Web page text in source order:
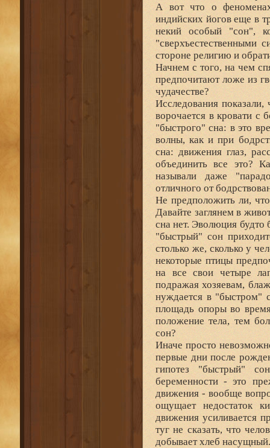
А вот что о
индийских йогов еще в
некий особый "сон",
"сверхъестественными
стороне религию и
Начнем с того, на чем
предпочитают ложе из
чудачестве?
Исследования показали,
ворочается в кровати с
"быстрого" сна: в это
волны, как и при
сна: движения глаз,
объединить все это?
называли даже
отличного от
Не предположить ли,
Давайте заглянем в
сна нет. Эволюция
"быстрый" сон
столько же, сколько у
некоторые птицы
на все свои четыре
подражая хозяевам,
нуждается в "быстром"
площадь опоры во
положение тела, тем
сон?
Иначе просто
первые дни после
гипотез "быстрый"
беременности - это
движения - вообще
ощущает недостаток
движения усиливается
туг не сказать, что
добывает хлеб насущный.